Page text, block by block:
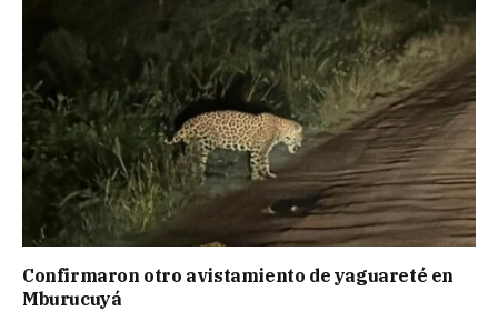
Confirmaron otro avistamiento de yaguareté en
Mburucuyá